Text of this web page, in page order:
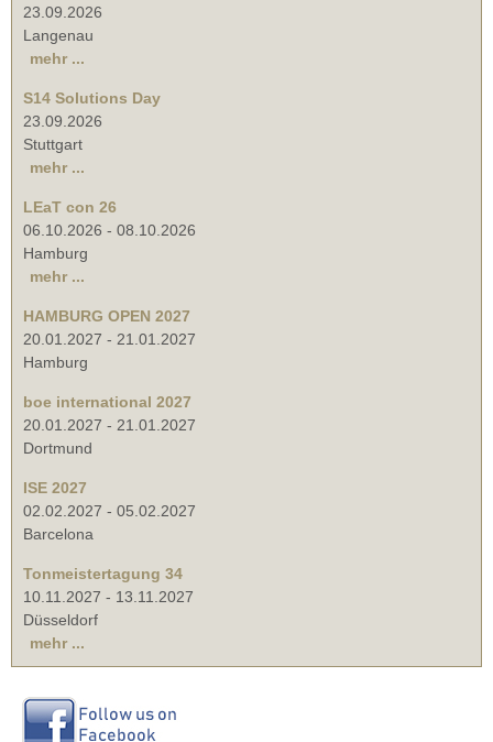
23.09.2026
Langenau
mehr ...
S14 Solutions Day
23.09.2026
Stuttgart
mehr ...
LEaT con 26
06.10.2026 - 08.10.2026
Hamburg
mehr ...
HAMBURG OPEN 2027
20.01.2027 - 21.01.2027
Hamburg
boe international 2027
20.01.2027 - 21.01.2027
Dortmund
ISE 2027
02.02.2027 - 05.02.2027
Barcelona
Tonmeistertagung 34
10.11.2027 - 13.11.2027
Düsseldorf
mehr ...